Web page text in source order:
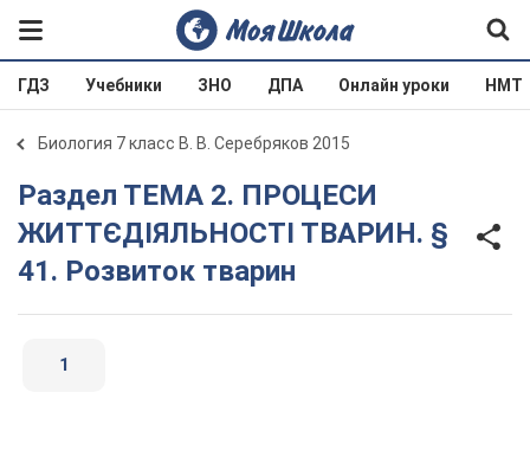
ГДЗ Учебники ЗНО ДПА Онлайн уроки НМТ
Биология 7 класс В. В. Серебряков 2015
Раздел ТЕМА 2. ПРОЦЕСИ
ЖИТТЄДІЯЛЬНОСТІ ТВАРИН. §
41. Розвиток тварин
1